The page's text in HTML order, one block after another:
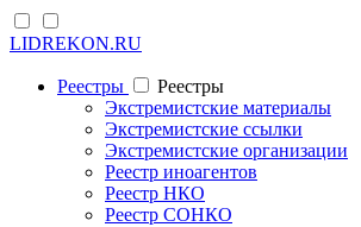
LIDREKON.RU
Реестры
Реестры
Экстремистские материалы
Экстремистские ссылки
Экстремистские организации
Реестр иноагентов
Реестр НКО
Реестр СОНКО